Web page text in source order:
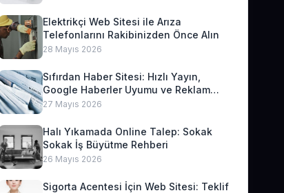
Elektrikçi Web Sitesi ile Arıza
Telefonlarını Rakibinizden Önce Alın
28 Mayıs 2026
Sıfırdan Haber Sitesi: Hızlı Yayın,
Google Haberler Uyumu ve Reklam
Geliri
27 Mayıs 2026
Halı Yıkamada Online Talep: Sokak
Sokak İş Büyütme Rehberi
26 Mayıs 2026
Sigorta Acentesi İçin Web Sitesi: Teklif